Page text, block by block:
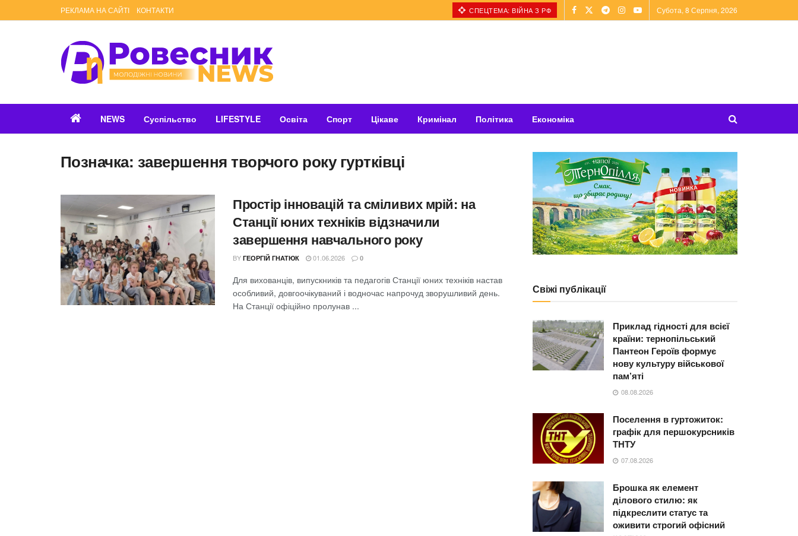
РЕКЛАМА НА САЙТІ КОНТАКТИ СПЕЦТЕМА: ВІЙНА З РФ Субота, 8 Серпня, 2026
NEWS Суспільство LIFESTYLE Освіта Спорт Цікаве Кримінал Політика Економіка
Позначка: завершення творчого року гуртківці
Простір інновацій та сміливих мрій: на
Станції юних техніків відзначили
завершення навчального року
BY ГЕОРГІЙ ГНАТЮК 01.06.2026 0
Для вихованців, випускників та педагогів Станції юних техніків настав
особливий, довгоочікуваний і водночас напрочуд зворушливий день.
На Станції офіційно пролунав ...
Свіжі публікації
Приклад гідності для всієї
країни: тернопільський
Пантеон Героїв формує
нову культуру військової
пам’яті
08.08.2026
Поселення в гуртожиток:
графік для першокурсників
ТНТУ
07.08.2026
Брошка як елемент
ділового стилю: як
підкреслити статус та
оживити строгий офісний